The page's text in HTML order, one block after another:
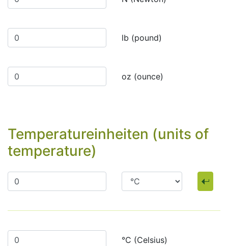
lb (pound)
oz (ounce)
Temperatureinheiten (units of
temperature)
°C (Celsius)